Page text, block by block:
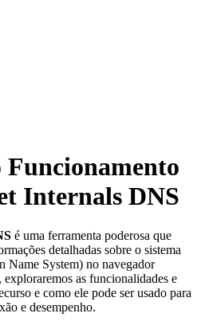
Funcionamento
Internals DNS
é uma ferramenta poderosa que
detalhadas sobre o sistema
Name System) no navegador
as funcionalidades e
e como ele pode ser usado para
e desempenho.